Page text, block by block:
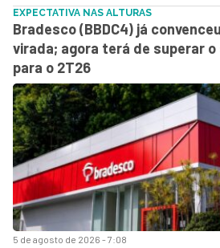
5 de agosto de 2026 - 7:08
EXPECTATIVA NAS ALTURAS
Bradesco (BBDC4) já
virada; agora terá de superar
para o 2T26